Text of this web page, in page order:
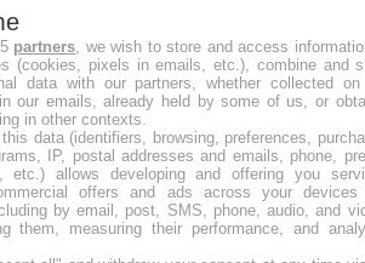
les meilleures infos santé
partners , we wish to store and access
(cookies, pixels in emails, etc.), combine and
data with our partners, whether collected
our emails, already held by some of us, or
in other contexts.
data (identifiers, browsing, preferences,
IP, postal addresses and emails, phone,
etc.) allows developing and offering you
offers and ads across your devices
by email, post, SMS, phone, audio, and
them, measuring their performance, and